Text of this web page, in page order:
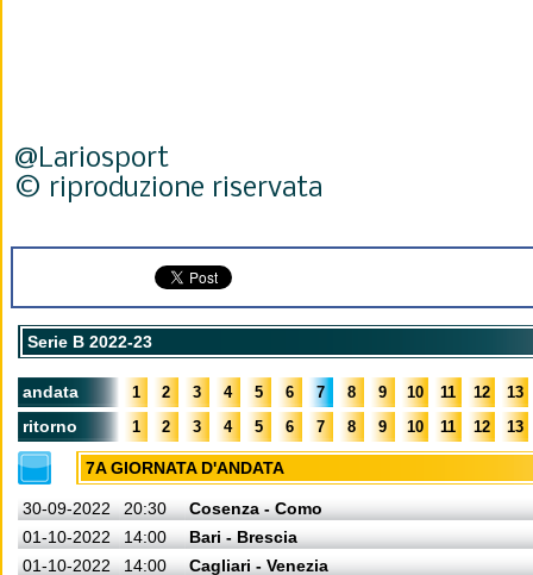
@Lariosport
© riproduzione riservata
Serie B 2022-23
andata 1 2 3 4 5 6 7 8 9 10 11 12 13
ritorno 1 2 3 4 5 6 7 8 9 10 11 12 13
7A GIORNATA D'ANDATA
30-09-2022 20:30
Cosenza - Como
01-10-2022
14:00
Bari - Brescia
01-10-2022
14:00
Cagliari - Venezia